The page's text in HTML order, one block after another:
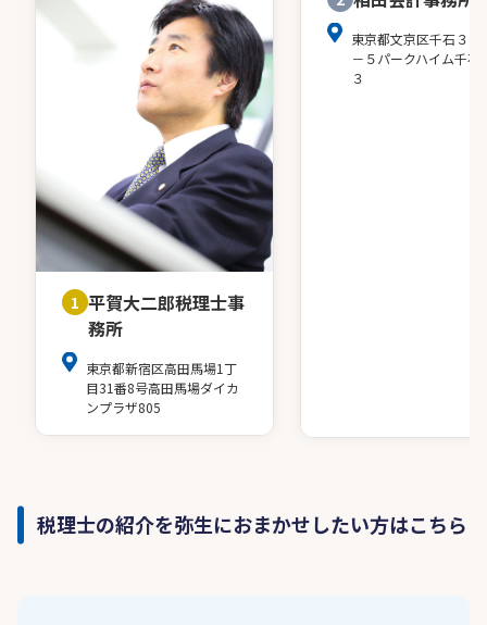
1 平賀大二郎税理士事
務所
東京都新宿区高田馬場1丁
目31番8号高田馬場ダイカ
ンプラザ805
東京都文京区千石３－
－５パークハイム千石
３
税理士の紹介を弥生におまかせしたい方はこちら